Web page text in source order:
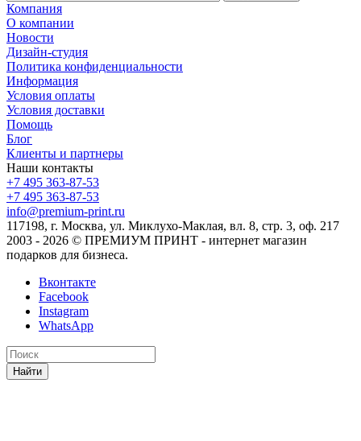
Компания
О компании
Новости
Дизайн-студия
Политика конфиденциальности
Информация
Условия оплаты
Условия доставки
Помощь
Блог
Клиенты и партнеры
Наши контакты
+7 495 363-87-53
+7 495 363-87-53
info@premium-print.ru
117198, г. Москва, ул. Миклухо-Маклая, вл. 8, стр. 3, оф. 217
2003 - 2026 © ПРЕМИУМ ПРИНТ - интернет магазин
подарков для бизнеса.
Вконтакте
Facebook
Instagram
WhatsApp
Найти